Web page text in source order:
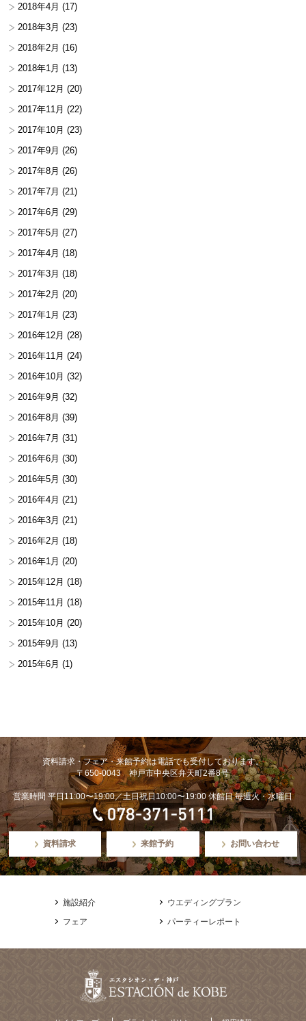
2018年4月 (17)
2018年3月 (23)
2018年2月 (16)
2018年1月 (13)
2017年12月 (20)
2017年11月 (22)
2017年10月 (23)
2017年9月 (26)
2017年8月 (26)
2017年7月 (21)
2017年6月 (29)
2017年5月 (27)
2017年4月 (18)
2017年3月 (18)
2017年2月 (20)
2017年1月 (23)
2016年12月 (28)
2016年11月 (24)
2016年10月 (32)
2016年9月 (32)
2016年8月 (39)
2016年7月 (31)
2016年6月 (30)
2016年5月 (30)
2016年4月 (21)
2016年3月 (21)
2016年2月 (18)
2016年1月 (20)
2015年12月 (18)
2015年11月 (18)
2015年10月 (20)
2015年9月 (13)
2015年6月 (1)
資料請求・フェア・来館予約は電話でも受付しております。
〒650-0043 神戸市中央区弁天町2番8号
営業時間 平日11:00〜19:00／土日祝日10:00〜19:00 休館日 毎週火・水曜日
資料請求 来館予約 お問い合わせ
施設紹介
ウエディングプラン
フェア
パーティーレポート